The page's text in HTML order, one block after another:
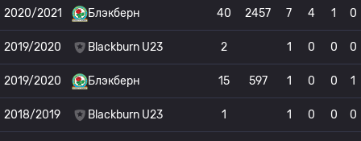
2020/2021 Блэкберн 40 2457 7 4 1 0
2019/2020 Blackburn U23 2 1 0 0 0
2019/2020 Блэкберн 15 597 1 0 0 1
2018/2019 Blackburn U23 1 1 0 0 0